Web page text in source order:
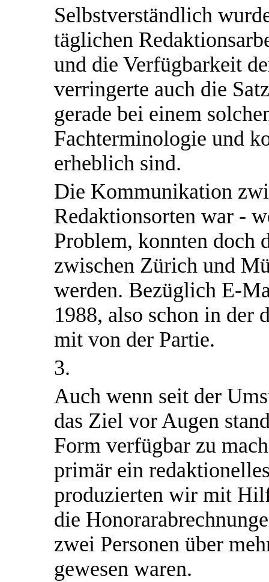
Selbstverständlich
täglichen
und die Verfügbarkeit
verringerte auch die
gerade bei einem
Fachterminologie und
erheblich sind.
Die Kommunikation
Redaktionsorten war -
Problem, konnten
zwischen Zürich und
werden. Bezüglich E-
1988, also schon in der
mit von der Partie.
3.
Auch wenn seit der
das Ziel vor Augen
Form verfügbar zu
primär ein
produzierten wir mit
die
zwei Personen über
gewesen waren.